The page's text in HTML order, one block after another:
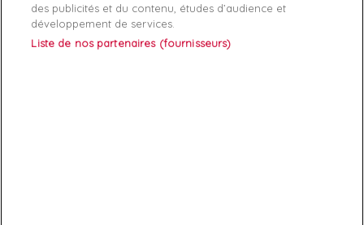
EAN-13 8719858174970
des publicités et du contenu, études d’audience et
développement de services.
Liste de nos partenaires (fournisseurs)